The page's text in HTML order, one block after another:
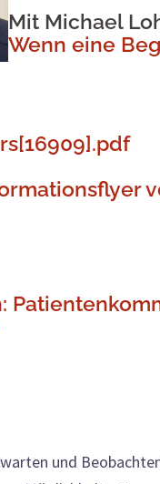
Mit Michael
Wenn eine
und